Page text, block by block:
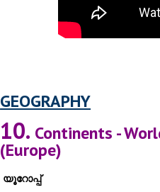
GEOGRAPHY
10. Continents -
(Europe)
യൂറോപ്പ്